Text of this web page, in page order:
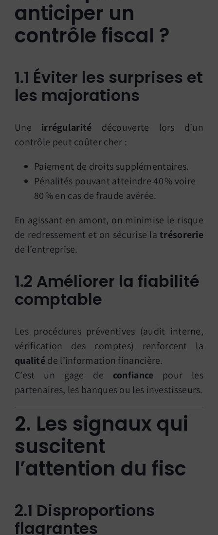
anticiper un
contrôle fiscal ?
1.1 Éviter les surprises et
les majorations
Une irrégularité découverte lors d’un
contrôle peut coûter cher :
Paiement de droits supplémentaires.
Pénalités pouvant atteindre 40 % voire
80 % en cas de fraude avérée.
En agissant en amont, on minimise le risque
de redressement et on sécurise latrésorerie
de l’entreprise.
1.2 Améliorer la fiabilité
comptable
Les procédures préventives (audit interne,
vérification des comptes) renforcent la
qualitéde l’information financière.
C’est un gage de confiance pour les
partenaires, les banques ou les investisseurs.
2. Les signaux qui
suscitent
l’attention du fisc
2.1 Disproportions
flagrantes